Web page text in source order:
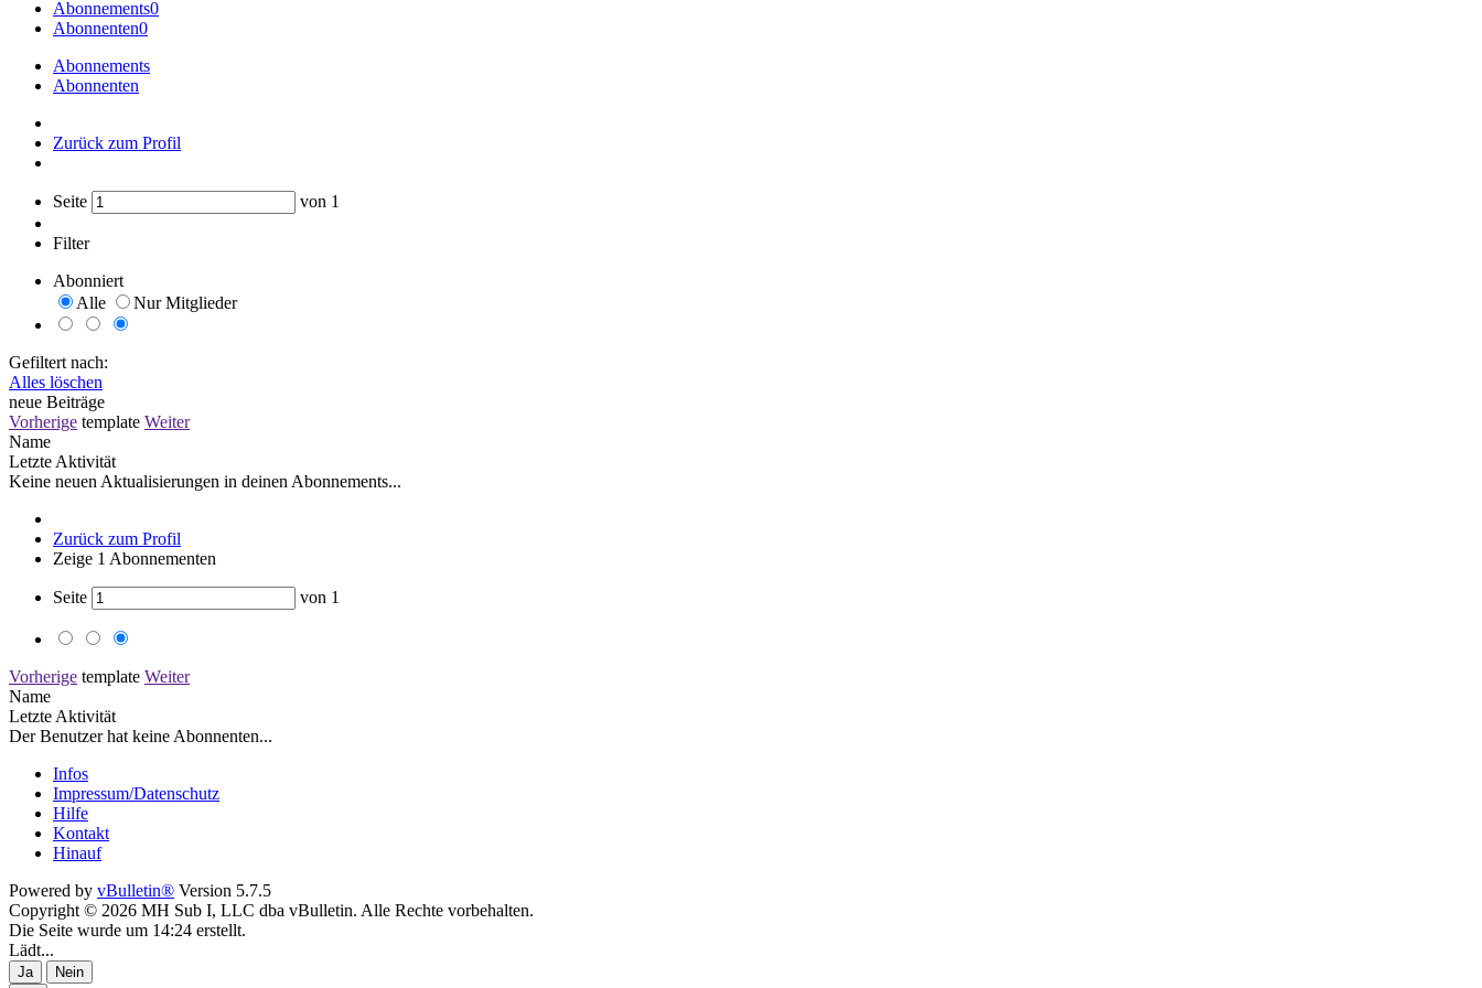
Abonnements0
Abonnenten0
Abonnements
Abonnenten
Zurück zum Profil
Seite von 1
Filter
Abonniert
Alle
Nur Mitglieder
Gefiltert nach:
Alles löschen
neue Beiträge
Vorherige template Weiter
Name
Letzte Aktivität
Keine neuen Aktualisierungen in deinen Abonnements...
Zurück zum Profil
Zeige 1 Abonnementen
Seite von 1
Vorherige template Weiter
Name
Letzte Aktivität
Der Benutzer hat keine Abonnenten...
Infos
Impressum/Datenschutz
Hilfe
Kontakt
Hinauf
Powered by vBulletin® Version 5.7.5
Copyright © 2026 MH Sub I, LLC dba vBulletin. Alle Rechte vorbehalten.
Die Seite wurde um 14:24 erstellt.
Lädt...
Ja
Nein